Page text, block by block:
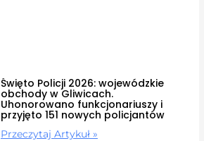
Święto Policji 2026: wojewódzkie
obchody w Gliwicach.
Uhonorowano funkcjonariuszy i
przyjęto 151 nowych policjantów
Przeczytaj Artykuł »